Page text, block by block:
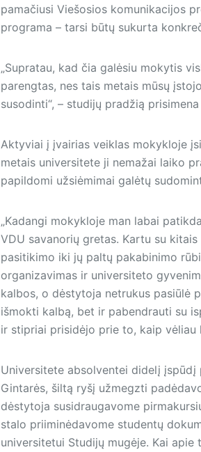
pamačiusi Viešosios komunikacijos
programa – tarsi būtų sukurta
„Supratau, kad čia galėsiu mokytis
parengtas, nes tais metais mūsų
susodinti“, – studijų pradžią
Aktyviai į įvairias veiklas mokykloje
metais universitete ji nemažai laiko
papildomi užsiėmimai galėtų
„Kadangi mokykloje man labai
VDU savanorių gretas. Kartu su
pasitikimo iki jų paltų pakabinimo
organizavimas ir universiteto
kalbos, o dėstytoja netrukus pasiūlė
išmokti kalbą, bet ir pabendrauti su
ir stipriai prisidėjo prie to, kaip vėliau
Universitete absolventei didelį
Gintarės, šiltą ryšį užmegzti
dėstytoja susidraugavome
stalo priiminėdavome studentų
universitetui Studijų mugėje. Kai